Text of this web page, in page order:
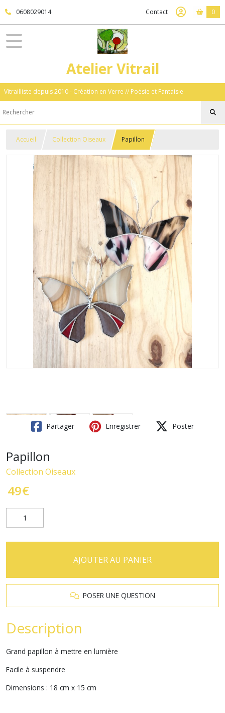
0608029014 Contact 0
Atelier Vitrail
Vitrailliste depuis 2010 - Création en Verre // Poésie et Fantaisie
Accueil Collection Oiseaux Papillon
Partager Enregistrer Poster
Papillon
Collection Oiseaux
49€
AJOUTER AU PANIER
POSER UNE QUESTION
Description
Grand papillon à mettre en lumière
Facile à suspendre
Dimensions : 18 cm x 15 cm